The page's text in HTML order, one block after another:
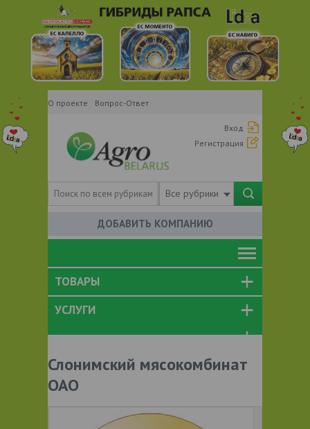
О проекте Вопрос-Ответ
Вход
Регистрация
Все рубрики
ДОБАВИТЬ КОМПАНИЮ
ТОВАРЫ
УСЛУГИ
Слонимский мясокомбинат
ОАО